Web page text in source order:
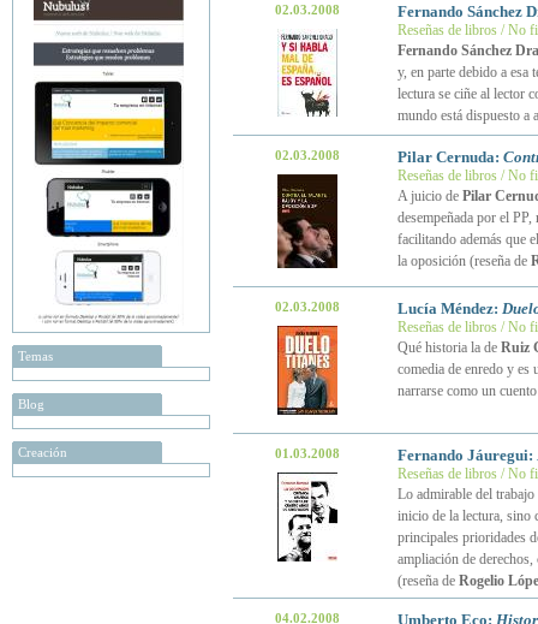
Temas
Blog
Creación
02.03.2008 Fernando Sánchez
Reseñas de libros / No
Fernando Sánchez
y, en parte debido a esa
lectura se ciñe al lector
mundo está dispuesto a
02.03.2008 Pilar Cernuda:
Reseñas de libros / No
A juicio de Pilar
desempeñada por el
facilitando además que
la oposición (reseña de
02.03.2008 Lucía Méndez:
Reseñas de libros / No
Qué historia la de Ruiz
comedia de enredo y es
narrarse como un
01.03.2008 Fernando Jáuregui:
Reseñas de libros / No
Lo admirable del
inicio de la lectura, sino
principales prioridades
ampliación de
(reseña de Rogelio
04.02.2008 Umberto Eco: